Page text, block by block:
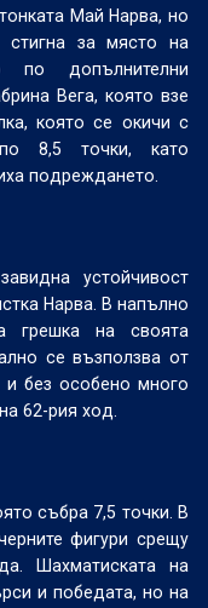
Май Нарва, но
за място на
по допълнителни
Вега, която взе
която се окичи с
8,5 точки, като
подреждането.
устойчивост
Нарва. В напълно
грешка на своята
се възползва от
и без особено много
62-рия ход.
събра 7,5 точки. В
фигури срещу
Шахматиската на
и победата, но на